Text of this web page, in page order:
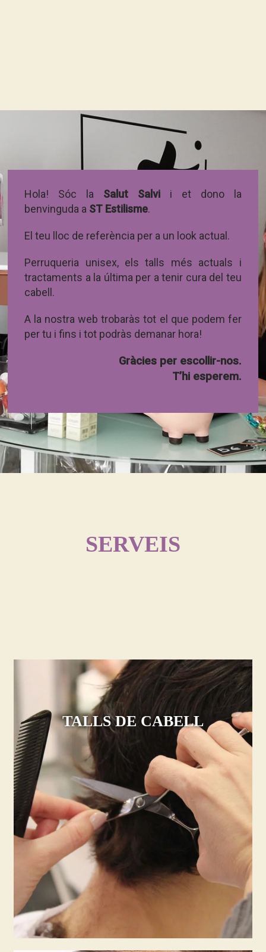
Hola! Sóc la Salut Salvi i et dono la
benvinguda a ST Estilisme.
El teu lloc de referència per a un look actual.
Perruqueria unisex, els talls més actuals i
tractaments a la última per a tenir cura del teu
cabell.
A la nostra web trobaràs tot el que podem fer
per tu i fins i tot podràs demanar hora!
Gràcies per escollir-nos.
T’hi esperem.
SERVEIS
TALLS DE CABELL